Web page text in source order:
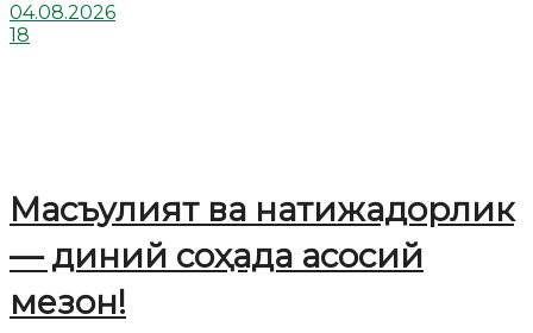
04.08.2026
18
Масъулият ва натижадорлик
— диний соҳада асосий
мезон!